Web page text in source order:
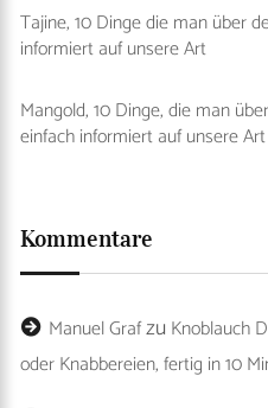
Tajine, 10 Dinge die man über
informiert auf unsere Art
Mangold, 10 Dinge, die man
einfach informiert auf unsere Art
Kommentare
Manuel Grafzu Knoblauch
oder Knabbereien, fertig in 10